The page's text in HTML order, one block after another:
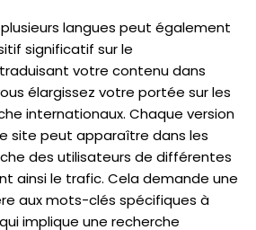
langues peut également
significatif sur le
votre contenu dans
élargissez votre portée sur les
internationaux. Chaque version
site peut apparaître dans les
des utilisateurs de différentes
ainsi le trafic. Cela demande une
aux mots-clés spécifiques à
implique une recherche